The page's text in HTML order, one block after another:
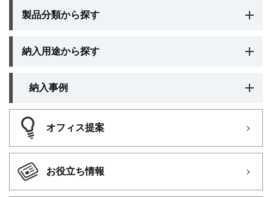
製品分類から探す
納入用途から探す
納入事例
オフィス提案
お役立ち情報